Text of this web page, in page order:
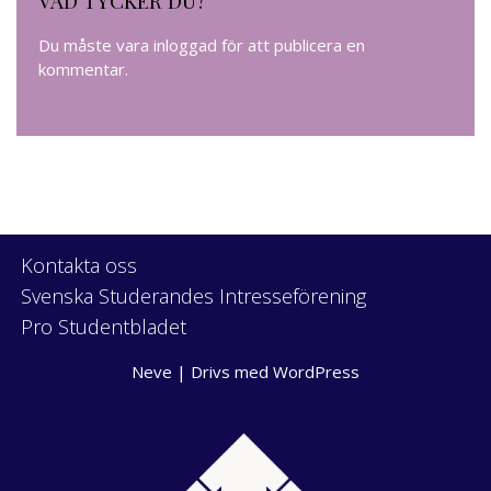
Du måste vara inloggad för att publicera en
kommentar.
Kontakta oss
Svenska Studerandes Intresseförening
Pro Studentbladet
Neve | Drivs med WordPress